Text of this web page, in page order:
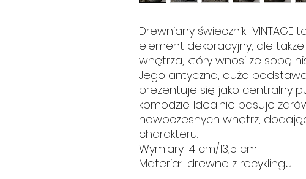
Drewniany świecznik VINTAGE
element dekoracyjny, ale
wnętrza, który wnosi ze sobą
Jego antyczna, duża
prezentuje się jako centralny
komodzie. Idealnie pasuje
nowoczesnych wnętrz,
charakteru.
Wymiary 14 cm/13,5 cm
Materiał: drewno z recyklingu